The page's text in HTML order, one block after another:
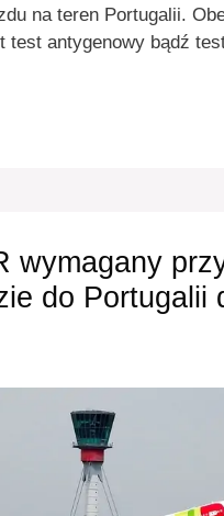
na teren Portugalii.
test antygenowy bądź
wymagany
do Portugalii